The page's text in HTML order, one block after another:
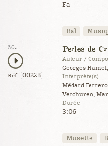
Fa
Bal
30.
Réf : 0022B
Perles de
Auteur /
Georges
Interprète(s)
Médard
Verchuren,
Durée
3:06
Musette